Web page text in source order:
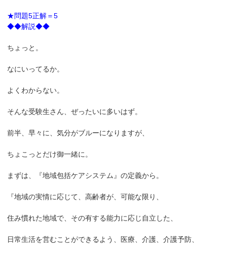
★問題5正解＝5
◆◆解説◆◆
ちょっと。
なにいってるか。
よくわからない。
そんな受験生さん、ぜったいに多いはず。
前半、早々に、気分がブルーになりますが、
ちょこっとだけ御一緒に。
まずは、『地域包括ケアシステム』の定義から。
『地域の実情に応じて、高齢者が、可能な限り、
住み慣れた地域で、その有する能力に応じ自立した、
日常生活を営むことができるよう、医療、介護、介護予防、